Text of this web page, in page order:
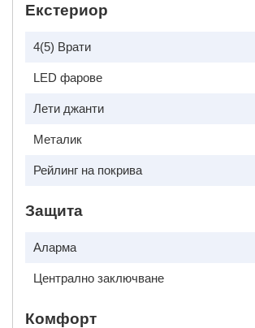
Екстериор
4(5) Врати
LED фарове
Лети джанти
Металик
Рейлинг на покрива
Защита
Аларма
Централно заключване
Комфорт